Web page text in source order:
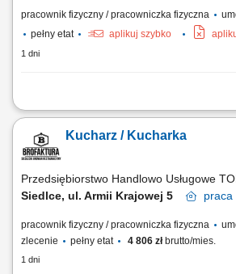
pracownik fizyczny / pracowniczka fizyczna
pełny etat
aplikuj szybko
1 dni
Zakres obowiązków: Przygotowywanie dań
wegetariańskie, dania śniadaniowe, bary
posiłków i obsługa wydawki; Uzupełnianie
Kucharz / Kucharka
Przedsiębiorstwo Handlowo Usługowe
Siedlce, ul. Armii Krajowej 5
praca
pracownik fizyczny / pracowniczka fizyczna
zlecenie
pełny etat 4 806 złbrutto/mies.
1 dni